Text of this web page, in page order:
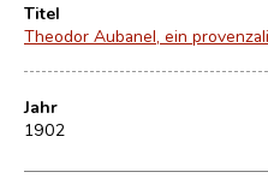
Titel
Theodor Aubanel, ein
Jahr
1902